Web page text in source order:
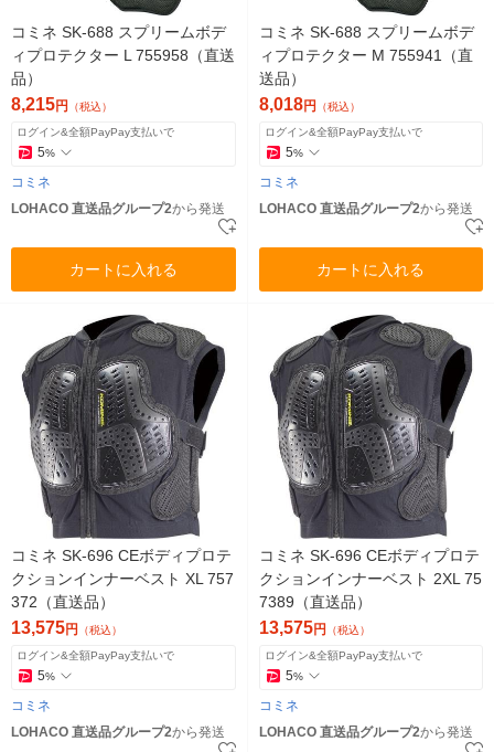
コミネ SK-688 スプリームボデ
ィプロテクター L 755958（直送
品）
8,215円 （税込）
ログイン&全額PayPay支払いで
5%
コミネ
LOHACO 直送品グループ2から発送
カートに入れる
コミネ SK-688 スプリームボデ
ィプロテクター M 755941（直
送品）
8,018円 （税込）
ログイン&全額PayPay支払いで
5%
コミネ
LOHACO 直送品グループ2から発送
カートに入れる
コミネ SK-696 CEボディプロテ
クションインナーベスト XL 757
372（直送品）
13,575円 （税込）
ログイン&全額PayPay支払いで
5%
コミネ
LOHACO 直送品グループ2から発送
コミネ SK-696 CEボディプロテ
クションインナーベスト 2XL 75
7389（直送品）
13,575円 （税込）
ログイン&全額PayPay支払いで
5%
コミネ
LOHACO 直送品グループ2から発送